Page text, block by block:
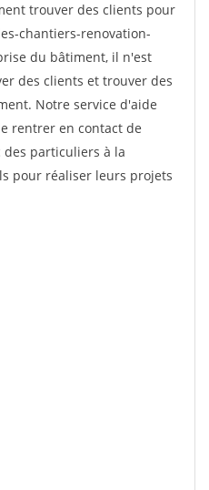
trouver des clients pour
chantiers-renovation-
du bâtiment, il n'est
des clients et trouver des
Notre service d'aide
rentrer en contact de
particuliers à la
pour réaliser leurs projets